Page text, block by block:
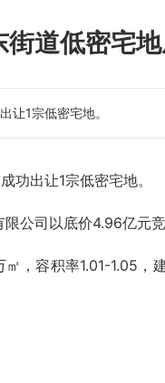
街道低密宅
让1宗低密宅地。
功出让1宗低密宅地。
公司以底价4.96亿元
㎡，容积率1.01-1.05